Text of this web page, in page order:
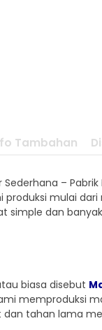
Tambahan
Sederhana –
produksi mulai
simple dan
biasa disebut
memproduksi
dan tahan lama